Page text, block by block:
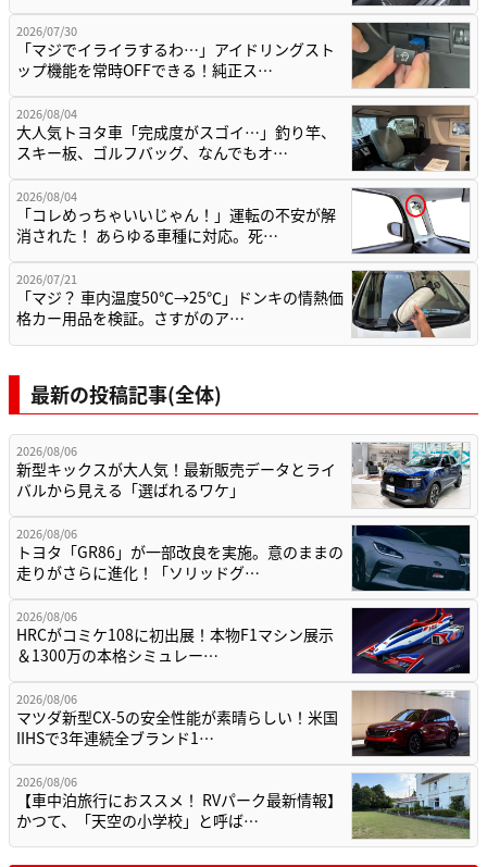
2026/07/30
「マジでイライラするわ…」アイドリングスト
ップ機能を常時OFFできる！純正ス…
2026/08/04
大人気トヨタ車「完成度がスゴイ…」釣り竿、
スキー板、ゴルフバッグ、なんでもオ…
2026/08/04
「コレめっちゃいいじゃん！」運転の不安が解
消された！ あらゆる車種に対応。死…
2026/07/21
「マジ？ 車内温度50℃→25℃」ドンキの情熱価
格カー用品を検証。さすがのア…
最新の投稿記事(全体)
2026/08/06
新型キックスが大人気！最新販売データとライ
バルから見える「選ばれるワケ」
2026/08/06
トヨタ「GR86」が一部改良を実施。意のままの
走りがさらに進化！「ソリッドグ…
2026/08/06
HRCがコミケ108に初出展！本物F1マシン展示
＆1300万の本格シミュレー…
2026/08/06
マツダ新型CX-5の安全性能が素晴らしい！米国
IIHSで3年連続全ブランド1…
2026/08/06
【車中泊旅行におススメ！ RVパーク最新情報】
かつて、「天空の小学校」と呼ば…